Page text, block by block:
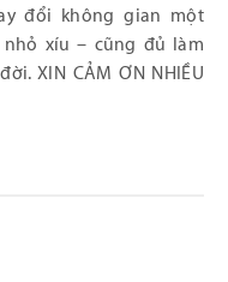
đổi không gian một
xíu – cũng đủ làm
XIN CẢM ƠN NHIỀU